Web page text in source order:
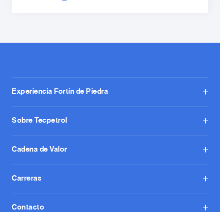
Experiencia Fortín de Piedra
Sobre Tecpetrol
Cadena de Valor
Carreras
Contacto